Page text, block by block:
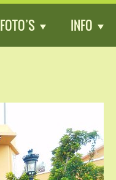
FOTO’S INFO